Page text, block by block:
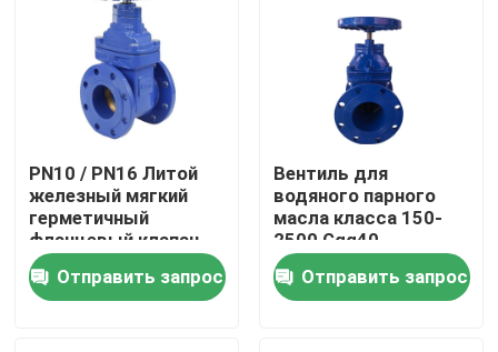
Путешествие фабрики
Проверка качества
Случаи
Мягкая запорная заслонка уплотнения
PN10 / PN16 Литой
железный мягкий
герметичный
фланцевый клапан
для управления
водяным парным
маслом
Отправить запрос
Вентиль для
водяного парного
масла класса 150-
2500 Ggg40
Отправить запрос